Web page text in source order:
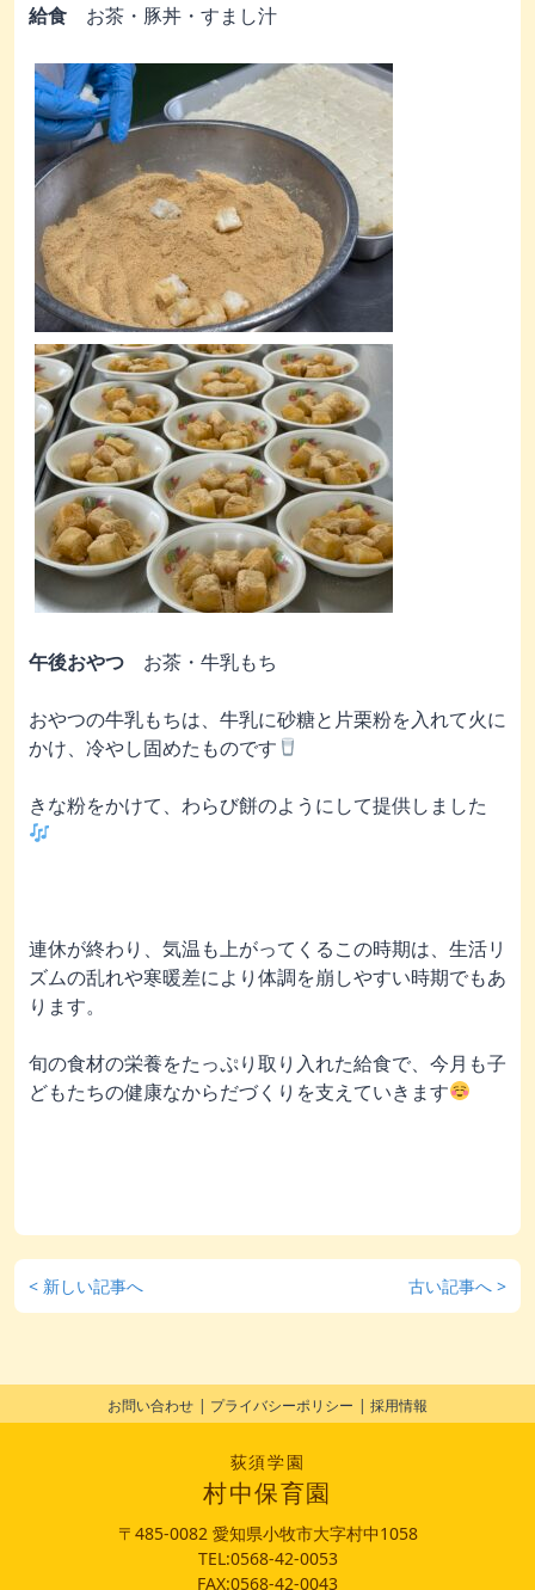
給食 お茶・豚丼・すまし汁
午後おやつ お茶・牛乳もち
おやつの牛乳もちは、牛乳に砂糖と片栗粉を入れて火に
かけ、冷やし固めたものです
きな粉をかけて、わらび餅のようにして提供しました
連休が終わり、気温も上がってくるこの時期は、生活リ
ズムの乱れや寒暖差により体調を崩しやすい時期でもあ
ります。
旬の食材の栄養をたっぷり取り入れた給食で、今月も子
どもたちの健康なからだづくりを支えていきます
< 新しい記事へ 古い記事へ >
お問い合わせ プライバシーポリシー 採用情報
荻須学園
村中保育園
〒485-0082 愛知県小牧市大字村中1058
TEL:0568-42-0053
FAX:0568-42-0043